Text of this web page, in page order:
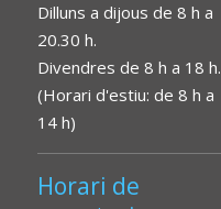
Dilluns a dijous de 8 h a
20.30 h.
Divendres de 8 h a 18 h.
(Horari d'estiu: de 8 h a
14 h)
Horari de